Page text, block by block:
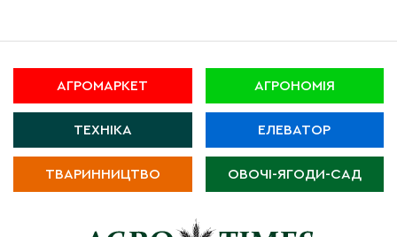
АГРОМАРКЕТ АГРОНОМІЯ
ТЕХНІКА ЕЛЕВАТОР
ТВАРИННИЦТВО ОВОЧІ-ЯГОДИ-САД